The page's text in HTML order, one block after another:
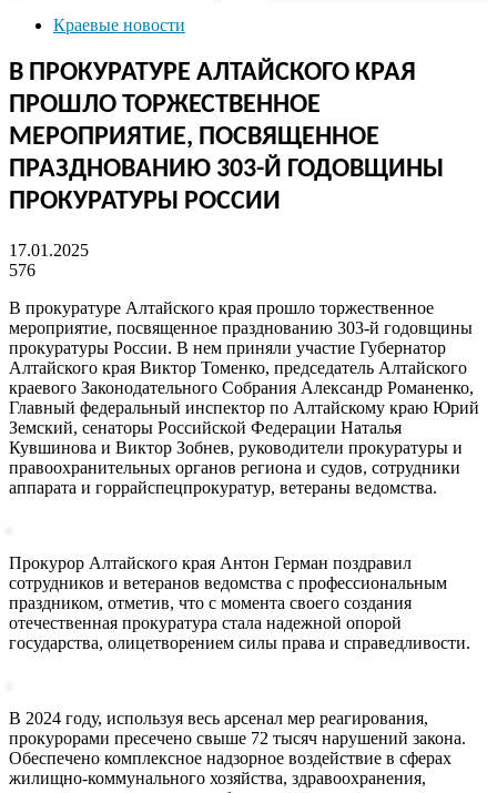
Краевые новости
В ПРОКУРАТУРЕ АЛТАЙСКОГО КРАЯ
ПРОШЛО ТОРЖЕСТВЕННОЕ
МЕРОПРИЯТИЕ, ПОСВЯЩЕННОЕ
ПРАЗДНОВАНИЮ 303-Й ГОДОВЩИНЫ
ПРОКУРАТУРЫ РОССИИ
17.01.2025
576
В прокуратуре Алтайского края прошло торжественное
мероприятие, посвященное празднованию 303-й годовщины
прокуратуры России. В нем приняли участие Губернатор
Алтайского края Виктор Томенко, председатель Алтайского
краевого Законодательного Собрания Александр Романенко,
Главный федеральный инспектор по Алтайскому краю Юрий
Земский, сенаторы Российской Федерации Наталья
Кувшинова и Виктор Зобнев, руководители прокуратуры и
правоохранительных органов региона и судов, сотрудники
аппарата и горрайспецпрокуратур, ветераны ведомства.
Прокурор Алтайского края Антон Герман поздравил
сотрудников и ветеранов ведомства с профессиональным
праздником, отметив, что с момента своего создания
отечественная прокуратура стала надежной опорой
государства, олицетворением силы права и справедливости.
В 2024 году, используя весь арсенал мер реагирования,
прокурорами пресечено свыше 72 тысяч нарушений закона.
Обеспечено комплексное надзорное воздействие в сферах
жилищно-коммунального хозяйства, здравоохранения,